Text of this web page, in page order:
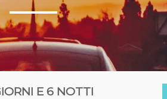
E 6 NOTTI